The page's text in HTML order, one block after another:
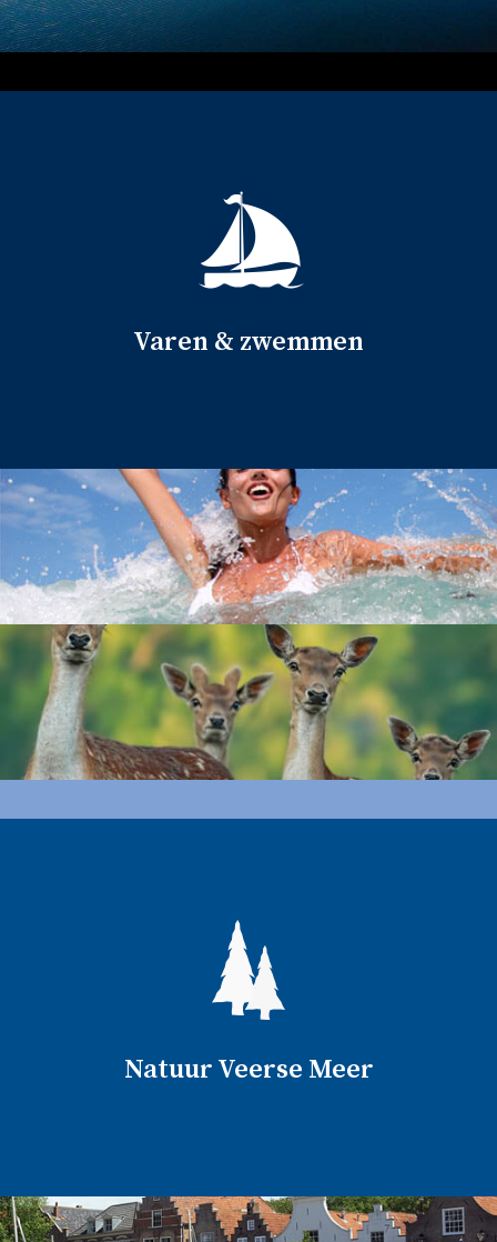
Varen & zwemmen
Varen & zwemmen
Het Veerse Meer is uitgestrekt en biedt naast 17 eilanden
water kun je lekker zwemmen en tijdens het varen kun je
Natuur Veerse Meer
Natuur Veerse Meer
Het Veerse Meer kent 17 eilanden waarvan er 12
toegankelijk zijn voor bezoekers. Naast speelweides en
wandelbossen vind je hier prachtige natuur en vele soorten